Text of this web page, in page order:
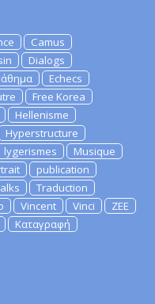
Camus
Dialogs
Echecs
Free Korea
Hellenisme
Hyperstructure
lygerismes
Musique
publication
Traduction
Vincent Vinci
ZEE
Καταγραφή